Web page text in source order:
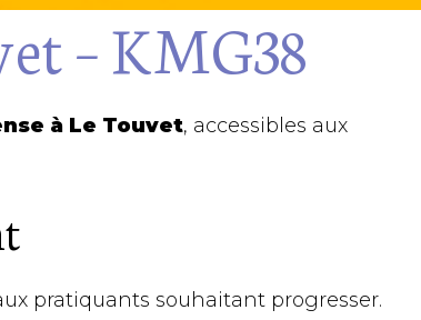
– KMG38
à Le Touvet, accessibles aux
pratiquants souhaitant progresser.